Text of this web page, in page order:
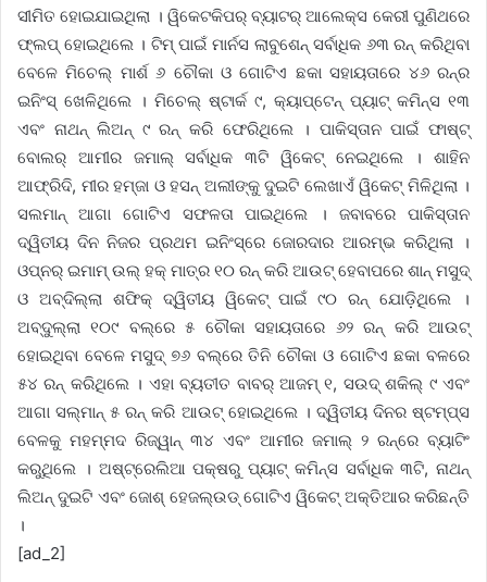
ସୀମିତ ହୋଇଯାଇଥିଲା । ୱିକେଟକିପର୍ ବ୍ୟାଟର୍ ଆଲେକ୍ସ କେରୀ ପୁଣିଥରେ
ଫ୍ଲପ୍ ହୋଇଥିଲେ । ଟିମ୍ ପାଇଁ ମାର୍ନସ ଲାବୁଶେନ୍ ସର୍ବାଧିକ ୬୩ ରନ୍ କରିଥିବା
ବେଳେ ମିଚେଲ୍ ମାର୍ଶ ୬ ଚୌକା ଓ ଗୋଟିଏ ଛକା ସହାୟତାରେ ୪୬ ରନ୍‌ର
ଇନିଂସ୍ ଖେଳିଥିଲେ । ମିଚେଲ୍ ଷ୍ଟାର୍କ ୯, କ୍ୟାପ୍‌ଟେନ୍ ପ୍ୟାଟ୍ କମିନ୍ସ ୧୩
ଏବଂ ନାଥନ୍ ଲିଅନ୍ ୯ ରନ୍ କରି ଫେରିଥିଲେ । ପାକିସ୍ତାନ ପାଇଁ ଫାଷ୍ଟ୍
ବୋଲର୍ ଆମୀର ଜମାଲ୍ ସର୍ବାଧିକ ୩ଟି ୱିକେଟ୍ ନେଇଥିଲେ । ଶାହିନ
ଆଫ୍ରିଦି, ମୀର ହମ୍‌ଜା ଓ ହସନ୍ ଅଲୀଙ୍କୁ ଦୁଇଟି ଲେଖାଏଁ ୱିକେଟ୍ ମିଳିଥିଲା ।
ସଲମାନ୍ ଆଗା ଗୋଟିଏ ସଫଳତା ପାଇଥିଲେ । ଜବାବରେ ପାକିସ୍ତାନ
ଦ୍ୱିତୀୟ ଦିନ ନିଜର ପ୍ରଥମ ଇନିଂସ୍‌ରେ ଜୋରଦାର ଆରମ୍ଭ କରିଥିଲା ।
ଓପ୍ନର୍ ଇମାମ୍ ଉଲ୍ ହକ୍ ମାତ୍ର ୧୦ ରନ୍ କରି ଆଉଟ୍ ହେବାପରେ ଶାନ୍ ମସୁଦ୍
ଓ ଅବ୍‌ଦିଲ୍ଲା ଶଫିକ୍ ଦ୍ୱିତୀୟ ୱିକେଟ୍ ପାଇଁ ୯୦ ରନ୍ ଯୋଡ଼ିଥିଲେ ।
ଅବ୍‌ଦୁଲ୍ଲା ୧୦୯ ବଲ୍‌ରେ ୫ ଚୌକା ସହାୟତାରେ ୬୨ ରନ୍ କରି ଆଉଟ୍
ହୋଇଥିବା ବେଳେ ମସୁଦ୍ ୭୬ ବଲ୍‌ରେ ତିନି ଚୌକା ଓ ଗୋଟିଏ ଛକା ବଳରେ
୫୪ ରନ୍ କରିଥିଲେ । ଏହା ବ୍ୟତୀତ ବାବର୍ ଆଜମ୍ ୧, ସଉଦ୍ ଶକିଲ୍ ୯ ଏବଂ
ଆଗା ସଲ୍‌ମାନ୍ ୫ ରନ୍ କରି ଆଉଟ୍ ହୋଇଥିଲେ । ଦ୍ୱିତୀୟ ଦିନର ଷ୍ଟମ୍ପ୍‌ସ
ବେଳକୁ ମହମ୍ମଦ ରିଜ୍‌ୱାନ୍ ୩୪ ଏବଂ ଆମୀର ଜମାଲ୍ ୨ ରନ୍‌ରେ ବ୍ୟାଟିଂ
କରୁଥିଲେ । ଅଷ୍ଟ୍ରେଲିଆ ପକ୍ଷରୁ ପ୍ୟାଟ୍ କମିନ୍ସ ସର୍ବାଧିକ ୩ଟି, ନାଥନ୍
ଲିଅନ୍ ଦୁଇଟି ଏବଂ ଜୋଶ୍ ହେଜଲ୍‌ଉଡ୍ ଗୋଟିଏ ୱିକେଟ୍ ଅକ୍ତିଆର କରିଛନ୍ତି
।
[ad_2]